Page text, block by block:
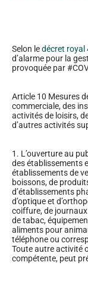
Selon ledécret royal
d’alarme pour la
provoquée par
Article 10 Mesures
commerciale, des
activités de loisirs,
d’autres activités
1. L’ouverture au
des établissements
établissements de
boissons, de
d’établissements
d’optique et
coiffure, de
de tabac,
aliments pour
téléphone ou
Toute autre activité
compétente, peut